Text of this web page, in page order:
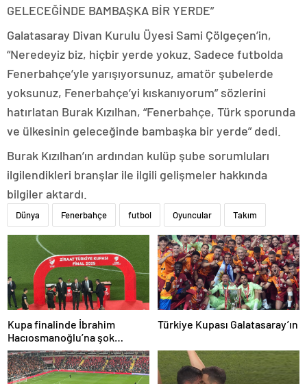
GELECEĞİNDE BAMBAŞKA BİR YERDE”
Galatasaray Divan Kurulu Üyesi Sami Çölgeçen’in,
“Neredeyiz biz, hiçbir yerde yokuz. Sadece futbolda
Fenerbahçe’yle yarışıyorsunuz, amatör şubelerde
yoksunuz, Fenerbahçe’yi kıskanıyorum” sözlerini
hatırlatan Burak Kızılhan, “Fenerbahçe, Türk sporunda
ve ülkesinin geleceğinde bambaşka bir yerde” dedi.
Burak Kızılhan’ın ardından kulüp şube sorumluları
ilgilendikleri branşlar ile ilgili gelişmeler hakkında
bilgiler aktardı.
Dünya Fenerbahçe futbol Oyuncular Takım
Kupa finalinde İbrahim
Hacıosmanoğlu’na şok
protesto!
Türkiye Kupası Galatasaray’ın